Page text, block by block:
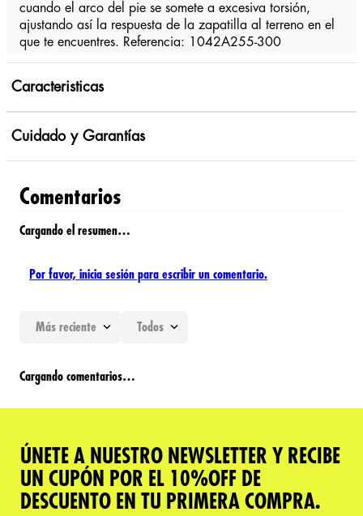
cuando el arco del pie se somete a excesiva torsión,
ajustando así la respuesta de la zapatilla al terreno en el
que te encuentres. Referencia: 1042A255-300
Caracteristicas
Cuidado y Garantías
Comentarios
Cargando el resumen…
Por favor, inicia sesión para escribir un comentario.
Más reciente Todos
Cargando comentarios…
ÚNETE A NUESTRO NEWSLETTER Y RECIBE
UN CUPÓN POR EL 10%OFF DE
DESCUENTO EN TU PRIMERA COMPRA.